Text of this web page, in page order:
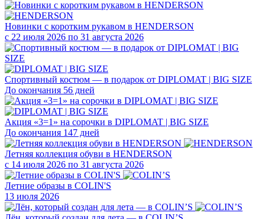
Новинки с коротким рукавом в HENDERSON
с 22 июля 2026 по 31 августа 2026
Спортивный костюм — в подарок от DIPLOMAT | BIG SIZE
До окончания 56 дней
Акция «3=1» на сорочки в DIPLOMAT | BIG SIZE
До окончания 147 дней
Летняя коллекция обуви в HENDERSON
с 14 июля 2026 по 31 августа 2026
Летние образы в COLIN'S
13 июля 2026